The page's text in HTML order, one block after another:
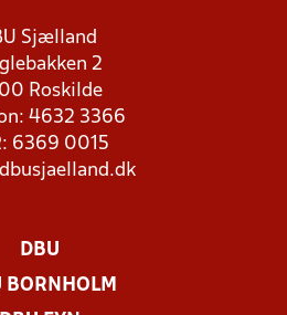
Sjælland
2
Roskilde
4632 3366
6369 0015
DBU
BORNHOLM